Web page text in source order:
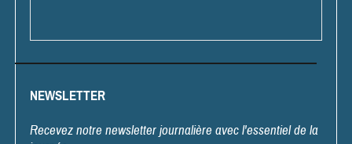
NEWSLETTER
Recevez notre newsletter journalière avec l'essentiel de la